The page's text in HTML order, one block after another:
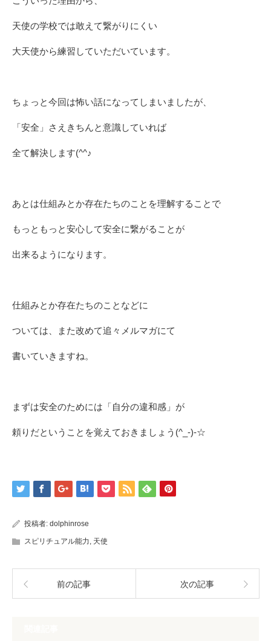
天使の学校では敢えて繋がりにくい
大天使から練習していただいています。
ちょっと今回は怖い話になってしまいましたが、
「安全」さえきちんと意識していれば
全て解決します(^^♪
あとは仕組みとか存在たちのことを理解することで
もっともっと安心して安全に繋がることが
出来るようになります。
仕組みとか存在たちのことなどに
ついては、また改めて追々メルマガにて
書いていきますね。
まずは安全のためには「自分の違和感」が
頼りだということを覚えておきましょう(^_-)-☆
投稿者: dolphinrose
スピリチュアル能力, 天使
前の記事 次の記事